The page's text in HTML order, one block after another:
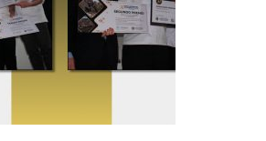
la
feria
FITHEP
Expoalimentaria